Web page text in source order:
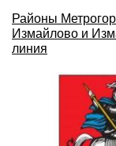
Районы
Измайлово и
линия